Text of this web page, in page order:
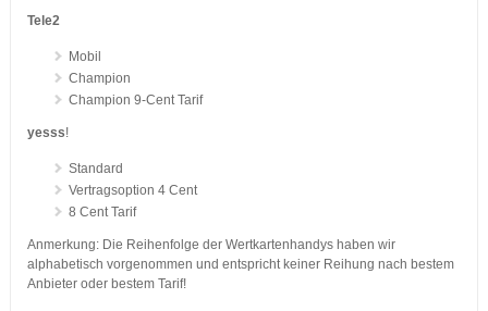
Tele2
Mobil
Champion
Champion 9-Cent Tarif
yesss!
Standard
Vertragsoption 4 Cent
8 Cent Tarif
Anmerkung: Die Reihenfolge der Wertkartenhandys haben wir
alphabetisch vorgenommen und entspricht keiner Reihung nach bestem
Anbieter oder bestem Tarif!